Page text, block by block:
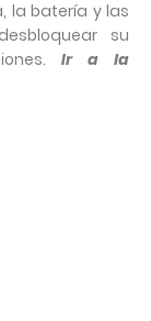
la batería y las
su
Ir a la